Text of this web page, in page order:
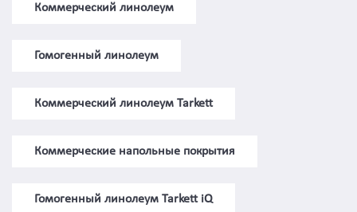
Коммерческий линолеум
Гомогенный линолеум
Коммерческий линолеум Tarkett
Коммерческие напольные покрытия
Гомогенный линолеум Tarkett iQ